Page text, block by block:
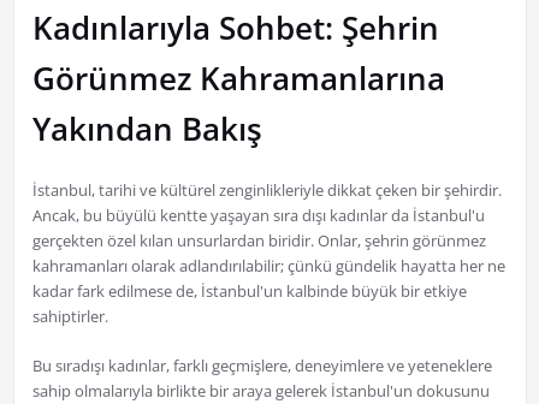
Kadınlarıyla Sohbet: Şehrin
Görünmez Kahramanlarına
Yakından Bakış
İstanbul, tarihi ve kültürel zenginlikleriyle dikkat çeken bir şehirdir.
Ancak, bu büyülü kentte yaşayan sıra dışı kadınlar da İstanbul'u
gerçekten özel kılan unsurlardan biridir. Onlar, şehrin görünmez
kahramanları olarak adlandırılabilir; çünkü gündelik hayatta her ne
kadar fark edilmese de, İstanbul'un kalbinde büyük bir etkiye
sahiptirler.
Bu sıradışı kadınlar, farklı geçmişlere, deneyimlere ve yeteneklere
sahip olmalarıyla birlikte bir araya gelerek İstanbul'un dokusunu